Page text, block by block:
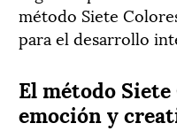
método Siete
para el desarrollo
El método
emoción y